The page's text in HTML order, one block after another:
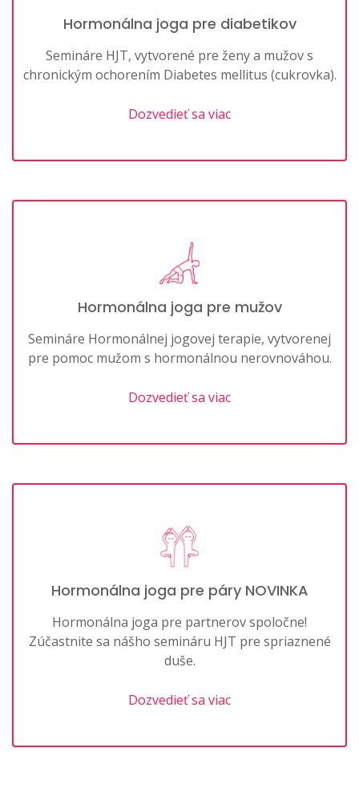
Hormonálna joga pre diabetikov
Semináre HJT, vytvorené pre ženy a mužov s
chronickým ochorením Diabetes mellitus (cukrovka).
Dozvedieť sa viac
Hormonálna joga pre mužov
Semináre Hormonálnej jogovej terapie, vytvorenej
pre pomoc mužom s hormonálnou nerovnováhou.
Dozvedieť sa viac
Hormonálna joga pre páry NOVINKA
Hormonálna joga pre partnerov spoločne!
Zúčastnite sa nášho semináru HJT pre spriaznené
duše.
Dozvedieť sa viac